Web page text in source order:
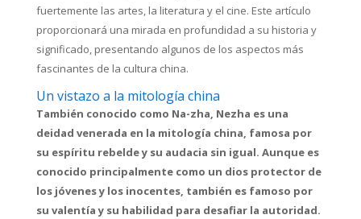
fuertemente las artes, la literatura y el cine. Este artículo
proporcionará una mirada en profundidad a su historia y
significado, presentando algunos de los aspectos más
fascinantes de la cultura china.
Un vistazo a la mitología china
También conocido como Na-zha, Nezha es una
deidad venerada en la mitología china, famosa por
su espíritu rebelde y su audacia sin igual. Aunque es
conocido principalmente como un dios protector de
los jóvenes y los inocentes, también es famoso por
su valentía y su habilidad para desafiar la autoridad.